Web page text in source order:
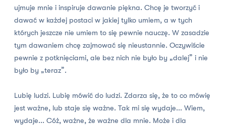
ujmuje mnie i inspiruje dawanie piękna. Chcę je tworzyć i
dawać w każdej postaci w jakiej tylko umiem, a w tych
których jeszcze nie umiem to się pewnie nauczę. W zasadzie
tym dawaniem chcę zajmować się nieustannie. Oczywiście
pewnie z potknięciami, ale bez nich nie było by „dalej” i nie
było by „teraz”.
Lubię ludzi. Lubię mówić do ludzi. Zdarza się, że to co mówię
jest ważne, lub staje się ważne. Tak mi się wydaje... Wiem,
wydaje... Cóż, ważne, że ważne dla mnie. Może i dla